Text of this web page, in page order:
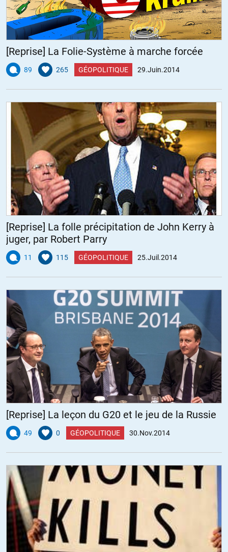
[Reprise] La Folie-Système à marche forcée
89 265 GÉOPOLITIQUE 29.Juin.2014
[Reprise] La folle précipitation de John Kerry à
juger, par Robert Parry
11 115 GÉOPOLITIQUE 25.Juil.2014
[Reprise] La leçon du G20 et le jeu de la Russie
49 0 GÉOPOLITIQUE 30.Nov.2014